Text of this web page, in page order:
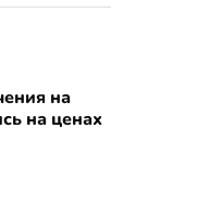
на
на ценах